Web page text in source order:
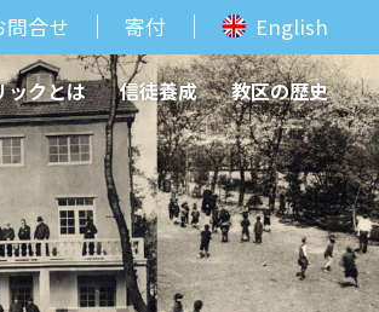
問合せ 寄付 English
ックとは 信徒養成 教区の歴史